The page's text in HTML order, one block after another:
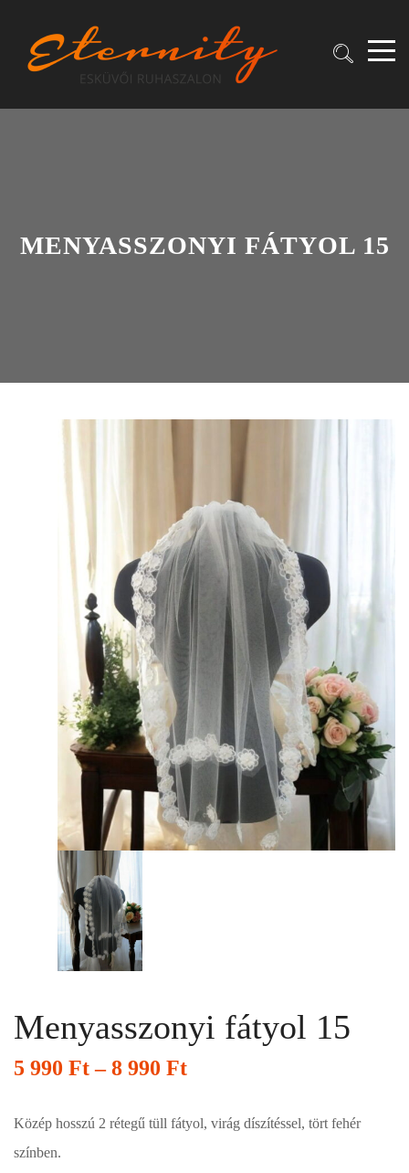
MENYASSZONYI FÁTYOL 15
Menyasszonyi fátyol 15
5 990 Ft – 8 990 Ft
Közép hosszú 2 rétegű tüll fátyol, virág díszítéssel, tört fehér
színben.